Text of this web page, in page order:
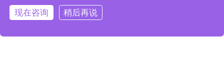
通过本文的介绍，我们了解了如何制作舞台幕布的步
骤与技巧。从确定尺寸和材料、设计图案和色彩，到制
作结构和细节处理，再到幕布的运用和效果展示，每个
现在咨询 稍后再说